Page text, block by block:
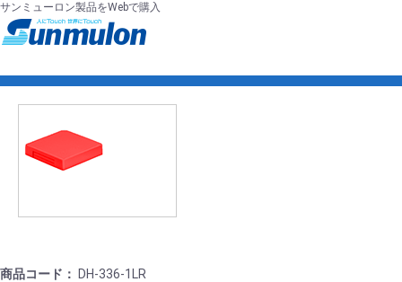
サンミューロン製品をWebで購入
商品コード： DH-336-1LR